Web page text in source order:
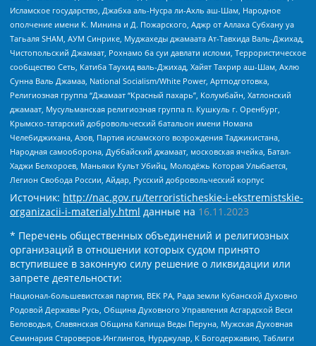
Исламское государство, Джабха аль-Нусра ли-Ахль аш-Шам, Народное
ополчение имени К. Минина и Д. Пожарского, Аджр от Аллаха Субхану уа
Тагьаля SHAM, АУМ Синрике, Муджахеды джамаата Ат-Тавхида Валь-Джихад,
Чистопольский Джамаат, Рохнамо ба суи давлати исломи, Террористическое
сообщество Сеть, Катиба Таухид валь-Джихад, Хайят Тахрир аш-Шам, Ахлю
Сунна Валь Джамаа, National Socialism/White Power, Артподготовка,
Религиозная группа “Джамаат “Красный пахарь”, Колумбайн, Хатлонский
джамаат, Мусульманская религиозная группа п. Кушкуль г. Оренбург,
Крымско-татарский добровольческий батальон имени Номана
Челебиджихана, Азов, Партия исламского возрождения Таджикистана,
Народная самооборона, Дуббайский джамаат, московская ячейка, Батал-
Хаджи Белхороев, Маньяки Культ Убийц, Молодёжь Которая Улыбается,
Легион Свобода России, Айдар, Русский добровольческий корпус
Источник: http://nac.gov.ru/terroristicheskie-i-ekstremistskie-
organizacii-i-materialy.html данные на 16.11.2023
* Перечень общественных объединений и религиозных
организаций в отношении которых судом принято
вступившее в законную силу решение о ликвидации или
запрете деятельности:
Национал-большевистская партия, ВЕК РА, Рада земли Кубанской Духовно
Родовой Державы Русь, Община Духовного Управления Асгардской Веси
Беловодья, Славянская Община Капища Веды Перуна, Мужская Духовная
Семинария Староверов-Инглингов, Нурджулар, К Богодержавию, Таблиги